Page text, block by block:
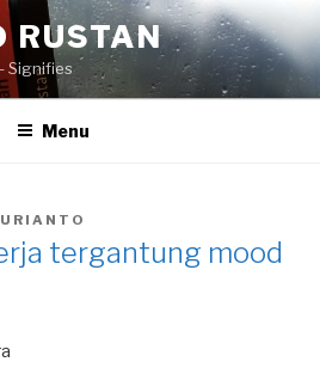
RUSTAN
Signifies
Menu
tergantung mood